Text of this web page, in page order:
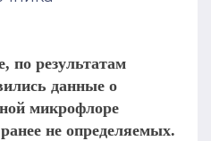
по результатам
данные о
микрофлоре
не определяемых.